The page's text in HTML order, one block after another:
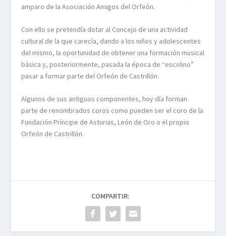
amparo de la Asociación Amigos del Orfeón.
Con ello se pretendía dotar al Concejo de una actividad
cultural de la que carecía, dando a los niños y adolescentes
del mismo, la oportunidad de obtener una formación musical
básica y, posteriormente, pasada la época de “escolino”
pasar a formar parte del Orfeón de Castrillón.
Algunos de sus antiguos componentes, hoy día forman
parte de renombrados coros como pueden ser el coro de la
Fundación Príncipe de Asturias, León de Oro o el propio
Orfeón de Castrillón.
COMPARTIR: